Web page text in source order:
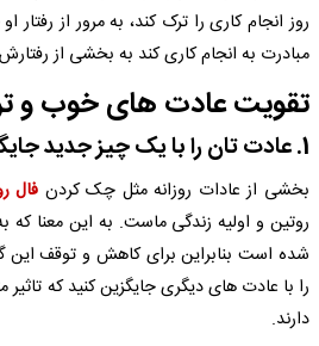
مبادرت به انجام کاری کند به بخشی از
تقویت عادت های خوب و
1. عادت تان را با یک چیز جدید جایگزین کنید
بخشی از عادات روزانه مثل چک کردن فال
روتین و اولیه زندگی ماست. به این معنا
شده است بنابراین برای کاهش و توقف این
را با عادت های دیگری جایگزین کنید که
دارند.